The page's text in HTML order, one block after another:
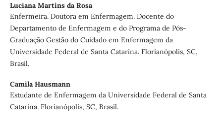
Luciana Martins da Rosa
Enfermeira. Doutora em Enfermagem. Docente do
Departamento de Enfermagem e do Programa de Pós-
Graduação Gestão do Cuidado em Enfermagem da
Universidade Federal de Santa Catarina. Florianópolis, SC,
Brasil.
Camila Hausmann
Estudante de Enfermagem da Universidade Federal de Santa
Catarina. Florianópolis, SC, Brasil.